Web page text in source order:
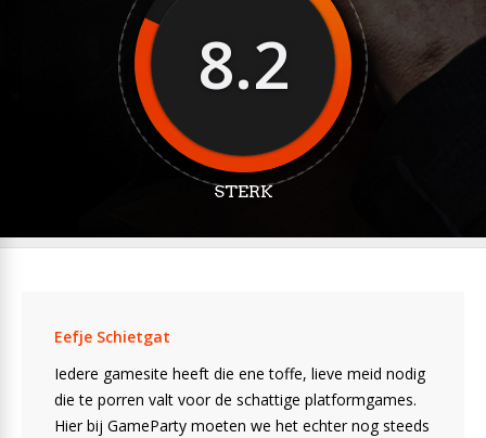
8.2
STERK
Eefje Schietgat
Iedere gamesite heeft die ene toffe, lieve meid nodig
die te porren valt voor de schattige platformgames.
Hier bij GameParty moeten we het echter nog steeds